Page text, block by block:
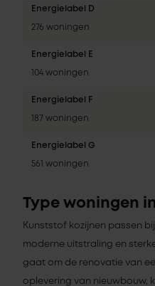
Energielabel D
276 woningen
Energielabel E
104 woningen
Energielabel F
187 woningen
Energielabel G
561 woningen
Type woningen
Kunststof kozijnen passen
moderne uitstraling en
gaat om de renovatie van
oplevering van nieuwbouw,